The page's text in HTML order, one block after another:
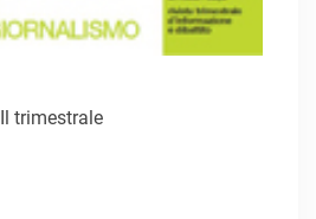
Il trimestrale